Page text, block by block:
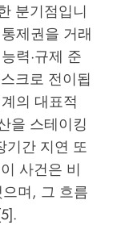
분기점입니
제권을 거래
력·규제 준
크로 전이됩
의 대표적
을 스테이킹
기간 지연 또
사건은 비
며, 그 흐름